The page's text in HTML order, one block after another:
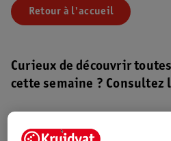
Retour à l'accueil
Curieux de découvrir
cette semaine ? Consultez